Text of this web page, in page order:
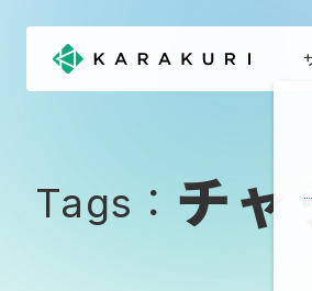
Tags： チャ